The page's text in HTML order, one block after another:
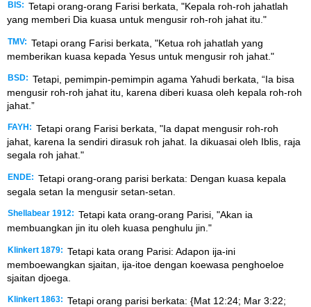
BIS: Tetapi orang-orang Farisi berkata, "Kepala roh-roh jahatlah
yang memberi Dia kuasa untuk mengusir roh-roh jahat itu."
TMV: Tetapi orang Farisi berkata, "Ketua roh jahatlah yang
memberikan kuasa kepada Yesus untuk mengusir roh jahat."
BSD: Tetapi, pemimpin-pemimpin agama Yahudi berkata, “Ia bisa
mengusir roh-roh jahat itu, karena diberi kuasa oleh kepala roh-roh
jahat.”
FAYH: Tetapi orang Farisi berkata, "Ia dapat mengusir roh-roh
jahat, karena Ia sendiri dirasuk roh jahat. Ia dikuasai oleh Iblis, raja
segala roh jahat."
ENDE: Tetapi orang-orang parisi berkata: Dengan kuasa kepala
segala setan Ia mengusir setan-setan.
Shellabear 1912: Tetapi kata orang-orang Parisi, "Akan ia
membuangkan jin itu oleh kuasa penghulu jin."
Klinkert 1879: Tetapi kata orang Parisi: Adapon ija-ini
memboewangkan sjaitan, ija-itoe dengan koewasa penghoeloe
sjaitan djoega.
Klinkert 1863: Tetapi orang parisi berkata: {Mat 12:24; Mar 3:22;